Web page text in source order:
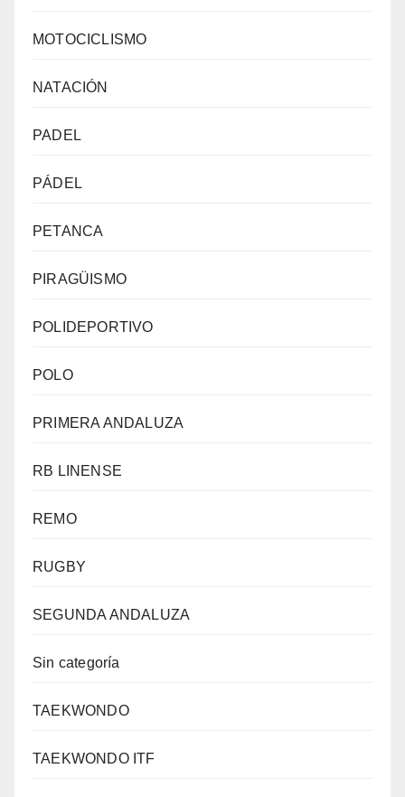
MOTOCICLISMO
NATACIÓN
PADEL
PÁDEL
PETANCA
PIRAGÜISMO
POLIDEPORTIVO
POLO
PRIMERA ANDALUZA
RB LINENSE
REMO
RUGBY
SEGUNDA ANDALUZA
Sin categoría
TAEKWONDO
TAEKWONDO ITF